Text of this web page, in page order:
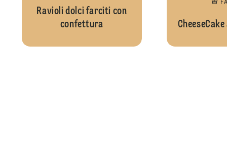
Ravioli dolci farciti con
confettura